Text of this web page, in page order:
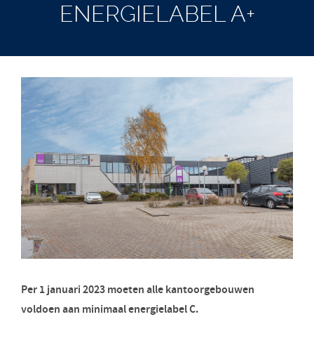
ENERGIELABEL A+
Per 1 januari 2023 moeten alle kantoorgebouwen
voldoen aan minimaal energielabel C.